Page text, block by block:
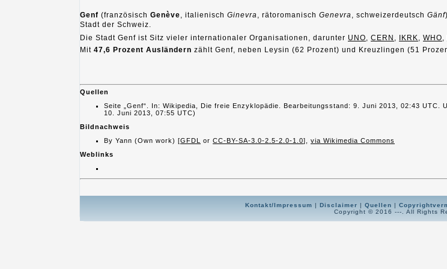
Genf (französisch Genève, italienisch Ginevra, rätoromanisch Genevra, schweizerdeutsch Gänf
Stadt der Schweiz.
Die Stadt Genf ist Sitz vieler internationaler Organisationen, darunter UNO CERN IKRK WHO
Mit 47,6 Prozent Ausländern zählt Genf, neben Leysin (62 Prozent) und Kreuzlingen (51
Quellen
Seite „Genf“. In: Wikipedia, Die freie Enzyklopädie. Bearbeitungsstand: 9. Juni 2013, 02:43 UTC.
10. Juni 2013, 07:55 UTC)
Bildnachweis
By Yann (Own work) [GFDL or CC-BY-SA-3.0-2.5-2.0-1.0], via Wikimedia Commons
Weblinks
Kontakt/Impressum | Disclaimer | Quellen |
Copyright © 2016 ---. All Rights